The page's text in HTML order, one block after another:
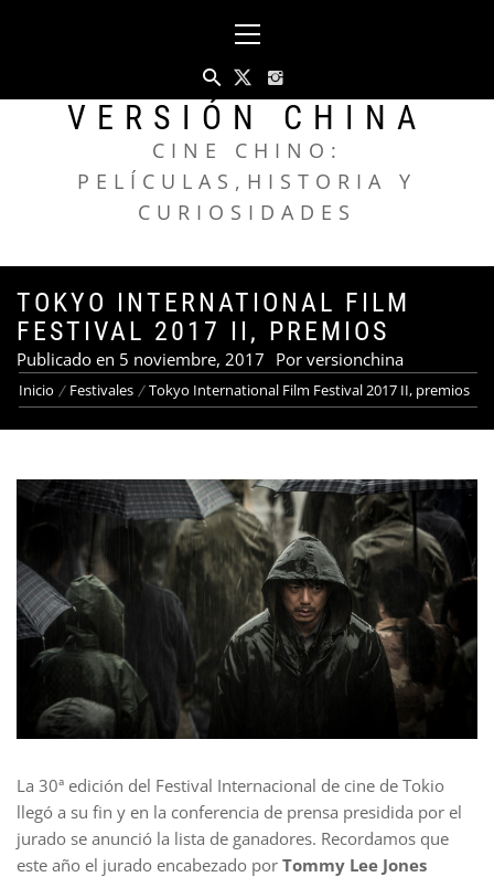
principal
VERSIÓN CHINA
CINE CHINO:
PELÍCULAS,HISTORIA Y
CURIOSIDADES
TOKYO INTERNATIONAL FILM
FESTIVAL 2017 II, PREMIOS
Publicado en 5 noviembre, 2017 Por versionchina
Inicio Festivales Tokyo International Film Festival 2017 II, premios
La 30ª edición del Festival Internacional de cine de Tokio
llegó a su fin y en la conferencia de prensa presidida por el
jurado se anunció la lista de ganadores. Recordamos que
este año el jurado encabezado por Tommy Lee Jones